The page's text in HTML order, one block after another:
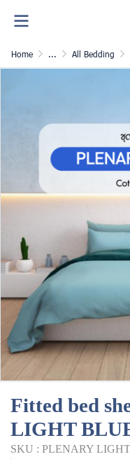
Home ... All Bedding
Fitted bed
LIGHT
SKU : PLENARY